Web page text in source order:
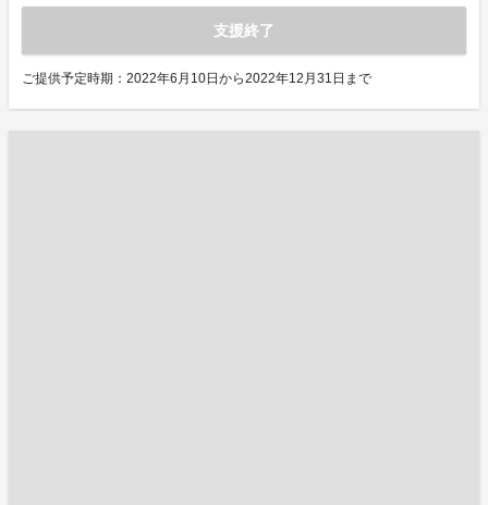
支援終了
ご提供予定時期：2022年6月10日から2022年12月31日まで